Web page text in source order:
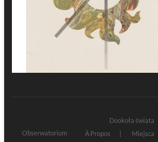
Dookoła świata
Obserwatorium
À Propos Miejsca